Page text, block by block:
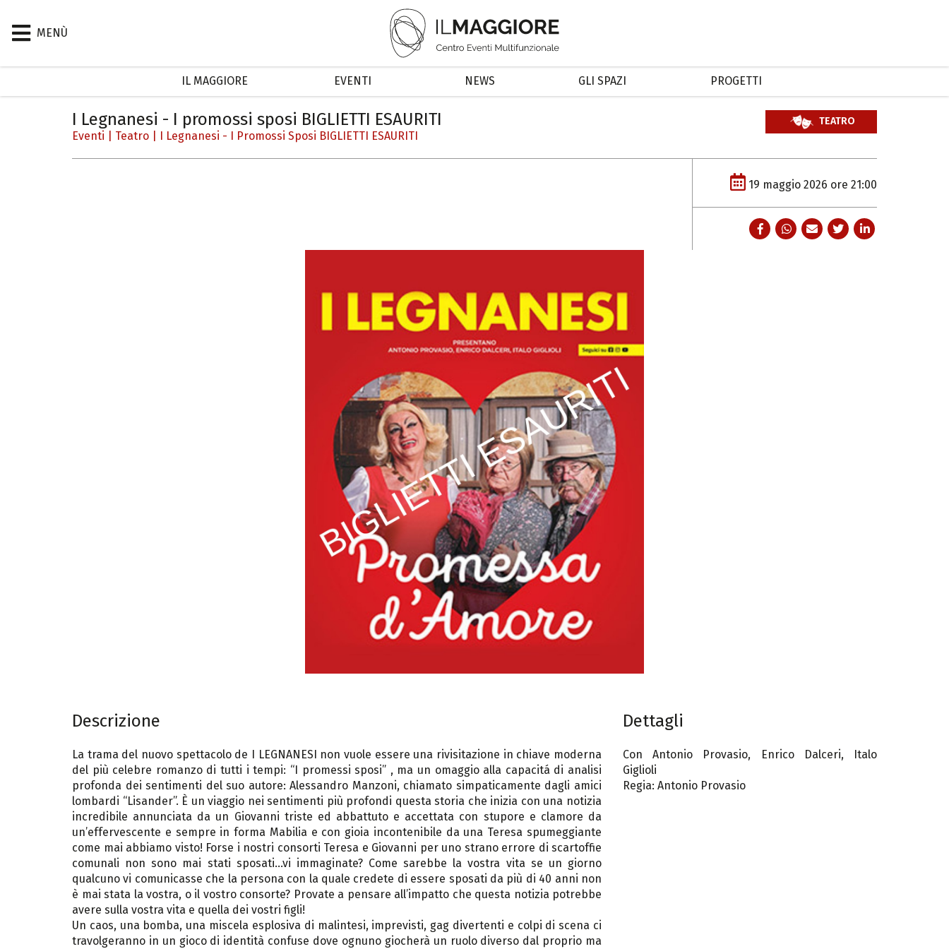
MENÙ
IL MAGGIORE EVENTI NEWS GLI SPAZI PROGETTI
I Legnanesi - I promossi sposi BIGLIETTI ESAURITI
Eventi Teatro I Legnanesi - I Promossi Sposi BIGLIETTI ESAURITI
TEATRO
19 maggio 2026 ore 21:00
Descrizione
La trama del nuovo spettacolo de I LEGNANESI non vuole essere una rivisitazione in chiave moderna
del più celebre romanzo di tutti i tempi: “I promessi sposi” , ma un omaggio alla capacitá di analisi
profonda dei sentimenti del suo autore: Alessandro Manzoni, chiamato simpaticamente dagli amici
lombardi “Lisander”. È un viaggio nei sentimenti più profondi questa storia che inizia con una notizia
incredibile annunciata da un Giovanni triste ed abbattuto e accettata con stupore e clamore da
un’effervescente e sempre in forma Mabilia e con gioia incontenibile da una Teresa spumeggiante
come mai abbiamo visto! Forse i nostri consorti Teresa e Giovanni per uno strano errore di scartoffie
comunali non sono mai stati sposati…vi immaginate? Come sarebbe la vostra vita se un giorno
qualcuno vi comunicasse che la persona con la quale credete di essere sposati da più di 40 anni non
è mai stata la vostra, o il vostro consorte? Provate a pensare all’impatto che questa notizia potrebbe
avere sulla vostra vita e quella dei vostri figli!
Un caos, una bomba, una miscela esplosiva di malintesi, imprevisti, gag divertenti e colpi di scena ci
travolgeranno in un gioco di identità confuse dove ognuno giocherà un ruolo diverso dal proprio ma
Dettagli
Con Antonio Provasio, Enrico Dalceri, Italo
Giglioli
Regia: Antonio Provasio